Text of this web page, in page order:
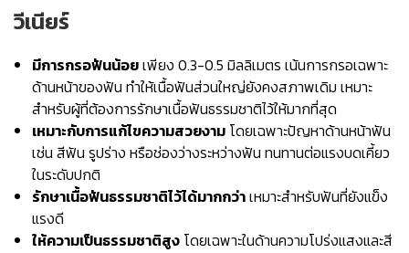
วีเนียร์
มีการกรอฟันน้อยเพียง 0.3-0.5 มิลลิเมตร เน้นการกรอเฉพาะ
ด้านหน้าของฟัน ทำให้เนื้อฟันส่วนใหญ่ยังคงสภาพเดิม เหมาะ
สำหรับผู้ที่ต้องการรักษาเนื้อฟันธรรมชาติไว้ให้มากที่สุด
เหมาะกับการแก้ไขความสวยงาม โดยเฉพาะปัญหาด้านหน้าฟัน
เช่น สีฟัน รูปร่าง หรือช่องว่างระหว่างฟัน ทนทานต่อแรงบดเคี้ยว
ในระดับปกติ
รักษาเนื้อฟันธรรมชาติไว้ได้มากกว่าเหมาะสำหรับฟันที่ยังแข็ง
แรงดี
ให้ความเป็นธรรมชาติสูง โดยเฉพาะในด้านความโปร่งแสงและสี